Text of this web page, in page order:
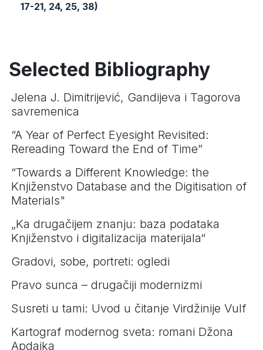
17-21, 24, 25, 38)
Selected Bibliography
Jelena J. Dimitrijević, Gandijeva i Tagorova
savremenica
“A Year of Perfect Eyesight Revisited:
Rereading Toward the End of Time”
“Towards a Different Knowledge: the
Knjiženstvo Database and the Digitisation of
Materials"
„Ka drugačijem znanju: baza podataka
Knjiženstvo i digitalizacija materijala“
Gradovi, sobe, portreti: ogledi
Pravo sunca – drugačiji modernizmi
Susreti u tami: Uvod u čitanje Virdžinije Vulf
Kartograf modernog sveta: romani Džona
Apdajka